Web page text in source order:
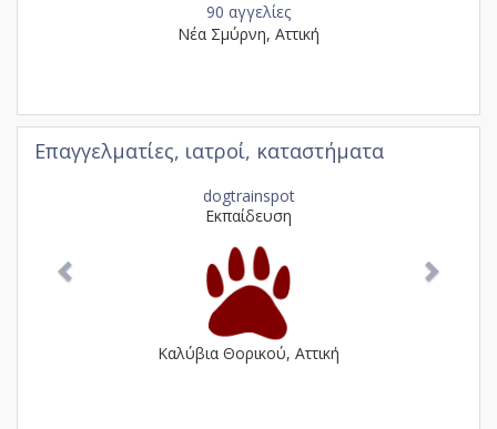
90 αγγελίες
Νέα Σμύρνη, Αττική
Επαγγελματίες, ιατροί, καταστήματα
dogtrainspot
Εκπαίδευση
Καλύβια Θορικού, Αττική